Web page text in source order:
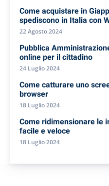
Come acquistare in
spediscono in Italia con
22 Agosto 2024
Pubblica
online per il cittadino
24 Luglio 2024
Come catturare uno
browser
18 Luglio 2024
Come ridimensionare le
facile e veloce
18 Luglio 2024